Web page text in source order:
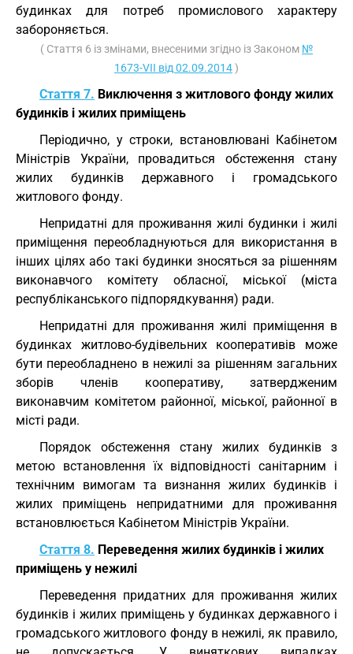
будинках для потреб промислового характеру
забороняється.
( Стаття 6 із змінами, внесеними згідно із Законом №
1673-VII від 02.09.2014)
Стаття 7. Виключення з житлового фонду жилих
будинків і жилих приміщень
Періодично, у строки, встановлювані Кабінетом
Міністрів України, провадиться обстеження стану
жилих будинків державного і громадського
житлового фонду.
Непридатні для проживання жилі будинки і жилі
приміщення переобладнуються для використання в
інших цілях або такі будинки зносяться за рішенням
виконавчого комітету обласної, міської (міста
республіканського підпорядкування) ради.
Непридатні для проживання жилі приміщення в
будинках житлово-будівельних кооперативів може
бути переобладнено в нежилі за рішенням загальних
зборів членів кооперативу, затвердженим
виконавчим комітетом районної, міської, районної в
місті ради.
Порядок обстеження стану жилих будинків з
метою встановлення їх відповідності санітарним і
технічним вимогам та визнання жилих будинків і
жилих приміщень непридатними для проживання
встановлюється Кабінетом Міністрів України.
Стаття 8. Переведення жилих будинків і жилих
приміщень у нежилі
Переведення придатних для проживання жилих
будинків і жилих приміщень у будинках державного і
громадського житлового фонду в нежилі, як правило,